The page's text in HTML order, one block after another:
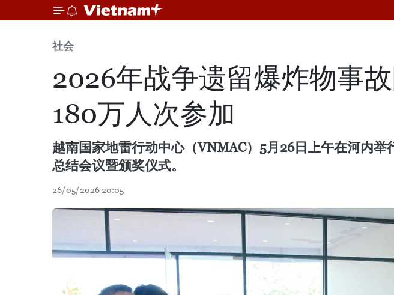
社会
2026年战争遗留爆炸物事
180万人次参加
越南国家地雷行动中心（VNMAC）5月26日上午在河内
总结会议暨颁奖仪式。
26/05/2026 20:05